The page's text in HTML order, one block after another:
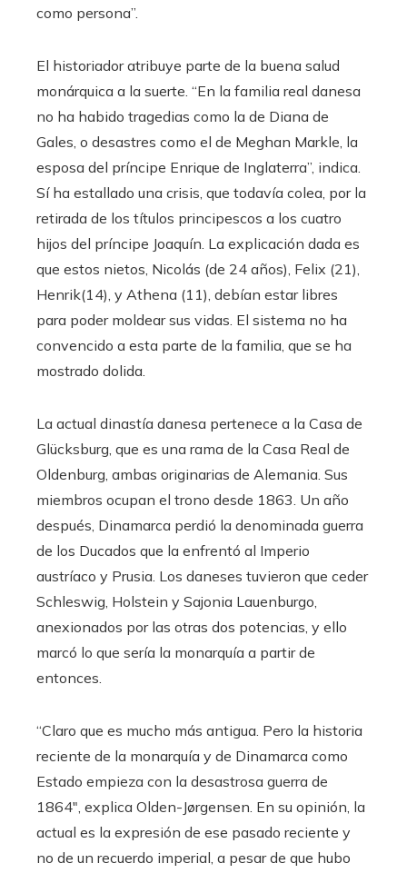
como persona”.
El historiador atribuye parte de la buena salud
monárquica a la suerte. “En la familia real danesa
no ha habido tragedias como la de Diana de
Gales, o desastres como el de Meghan Markle, la
esposa del príncipe Enrique de Inglaterra”, indica.
Sí ha estallado una crisis, que todavía colea, por la
retirada de los títulos principescos a los cuatro
hijos del príncipe Joaquín. La explicación dada es
que estos nietos, Nicolás (de 24 años), Felix (21),
Henrik(14), y Athena (11), debían estar libres
para poder moldear sus vidas. El sistema no ha
convencido a esta parte de la familia, que se ha
mostrado dolida.
La actual dinastía danesa pertenece a la Casa de
Glücksburg, que es una rama de la Casa Real de
Oldenburg, ambas originarias de Alemania. Sus
miembros ocupan el trono desde 1863. Un año
después, Dinamarca perdió la denominada guerra
de los Ducados que la enfrentó al Imperio
austríaco y Prusia. Los daneses tuvieron que ceder
Schleswig, Holstein y Sajonia Lauenburgo,
anexionados por las otras dos potencias, y ello
marcó lo que sería la monarquía a partir de
entonces.
“Claro que es mucho más antigua. Pero la historia
reciente de la monarquía y de Dinamarca como
Estado empieza con la desastrosa guerra de
1864″, explica Olden-Jørgensen. En su opinión, la
actual es la expresión de ese pasado reciente y
no de un recuerdo imperial, a pesar de que hubo